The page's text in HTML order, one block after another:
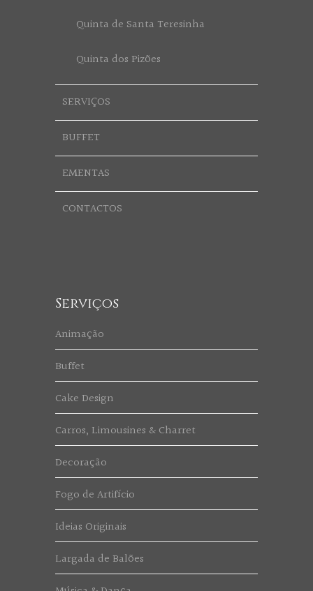
Quinta de Santa Teresinha
Quinta dos Pizões
SERVIÇOS
BUFFET
EMENTAS
CONTACTOS
Serviços
Animação
Buffet
Cake Design
Carros, Limousines & Charret
Decoração
Fogo de Artifício
Ideias Originais
Largada de Balões